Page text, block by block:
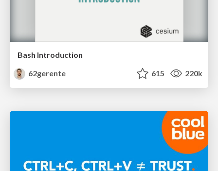
Bash Introduction
62gerente
615 220k